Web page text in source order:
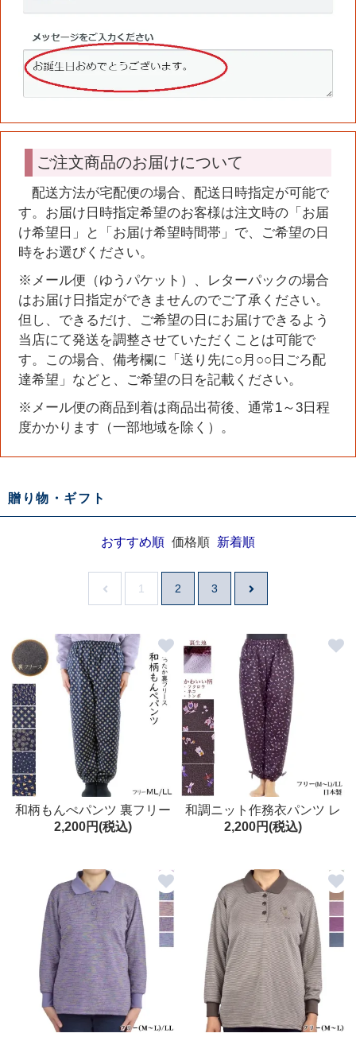
ご注文商品のお届けについて
配送方法が宅配便の場合、配送日時指定が可能で
す。お届け日時指定希望のお客様は注文時の「お届
け希望日」と「お届け希望時間帯」で、ご希望の日
時をお選びください。
※メール便（ゆうパケット）、レターパックの場合
はお届け日指定ができませんのでご了承ください。
但し、できるだけ、ご希望の日にお届けできるよう
当店にて発送を調整させていただくことは可能で
す。この場合、備考欄に「送り先に○月○○日ごろ配
達希望」などと、ご希望の日を記載ください。
※メール便の商品到着は商品出荷後、通常1～3日程
度かかります（一部地域を除く）。
贈り物・ギフト
おすすめ順 価格順 新着順
1 2 3
和柄もんぺパンツ 裏フリー
ス ウエスト総ゴム ゆったり
ィース 秋冬
2,200円(税込)
和調ニット作務衣パンツ レ
ディース 女性用 もんぺ 農作
2,200円(税込)